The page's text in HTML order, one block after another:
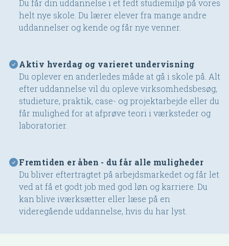
Du får din uddannelse i et fedt studiemiljø på vores
helt nye skole. Du lærer elever fra mange andre
uddannelser og kende og får nye venner.
Aktiv hverdag og varieret undervisning
Du oplever en anderledes måde at gå i skole på. Alt
efter uddannelse vil du opleve virksomhedsbesøg,
studieture, praktik, case- og projektarbejde eller du
får mulighed for at afprøve teori i værksteder og
laboratorier.
Fremtiden er åben - du får alle muligheder
Du bliver eftertragtet på arbejdsmarkedet og får let
ved at få et godt job med god løn og karriere. Du
kan blive iværksætter eller læse på en
videregående uddannelse, hvis du har lyst.